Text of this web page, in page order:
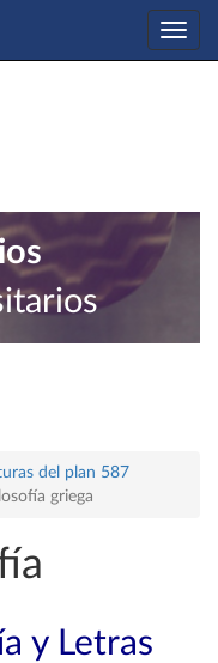
del plan 587
griega
y Letras